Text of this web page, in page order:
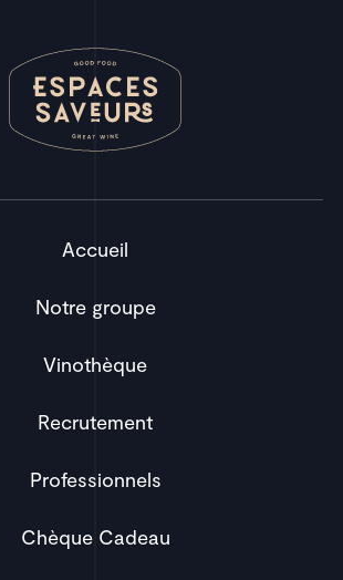
Accueil
Notre groupe
Vinothèque
Recrutement
Professionnels
Chèque Cadeau